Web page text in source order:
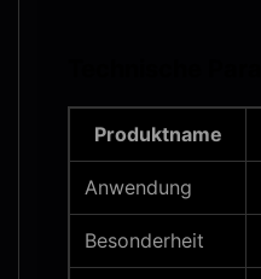
Produktname
Anwendung
Besonderheit